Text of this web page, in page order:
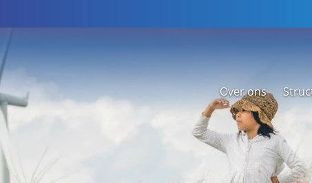
Over ons